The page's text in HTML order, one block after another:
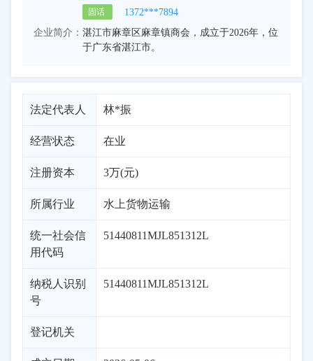
固话
1372***7894
企业简介： 湛江市麻章区麻章镇商会，成立于2026年，位
于广东省湛江市。
法定代表人 林*振
经营状态 在业
注册资本 3万(元)
所属行业 水上货物运输
统一社会信
用代码
51440811MJL851312L
纳税人识别
号
51440811MJL851312L
登记机关